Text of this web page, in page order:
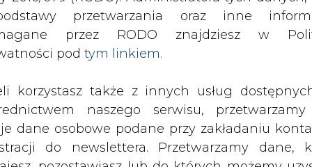
przetwarzania oraz inne
przez RODO znajdziesz w
pod tym linkiem.
korzystasz także z innych usług
naszego serwisu,
dane osobowe podane przy zakładaniu
do newslettera. Przetwarzamy dane,
dementują &#8211; globalne ocieplenie nadal ma miejsce
drukuj skomentuj
globalne ocieplenie